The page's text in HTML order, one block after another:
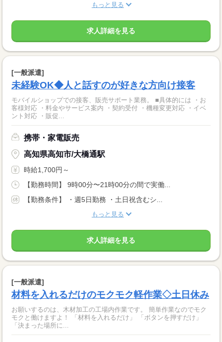
もっと見る
求人詳細を見る
[一般派遣]
未経験OK◆人と話すのが好きな方向け接客
モバイルショップでの接客、販売サポート業務。 ■具体的には ・お
客様対応 ・料金やサービス案内 ・契約受付 ・機種変更対応 ・イベ
ント対応 ・販促...
携帯・家電販売
高知県高知市/大橋通駅
時給1,700円～
【勤務時間】 9時00分〜21時00分の間で実働...
【勤務条件】 ・週5日勤務 ・土日祝含むシ...
もっと見る
求人詳細を見る
[一般派遣]
材料を入れるだけのモクモク軽作業◇土日休み
お願いするのは、木材加工の工場内作業です。 簡単作業なのでモク
モクと働けますよ！ 「材料を入れるだけ」 「ボタンを押すだけ」
「決まった場所に...